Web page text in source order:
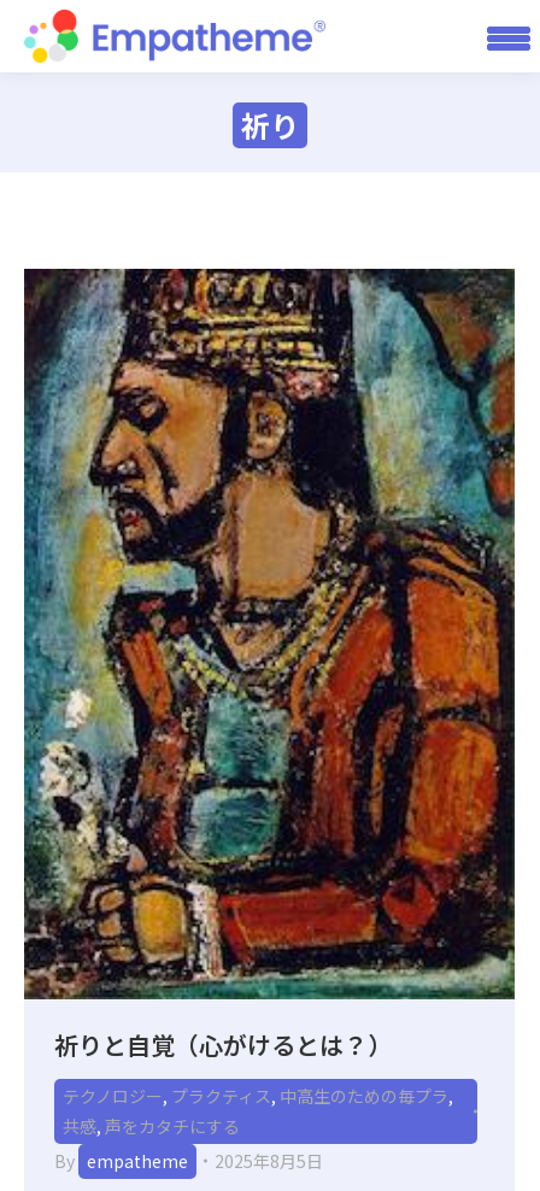
祈り
祈りと自覚（心がけるとは？）
テクノロジー, プラクティス, 中高生のための毎プラ,
共感, 声をカタチにする
By empatheme 2025年8月5日